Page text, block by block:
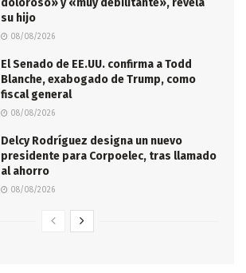
su hijo
08/08/2026
El Senado de EE.UU. confirma a Todd
Blanche, exabogado de Trump, como
fiscal general
08/08/2026
Delcy Rodríguez designa un nuevo
presidente para Corpoelec, tras llamado
al ahorro
08/08/2026